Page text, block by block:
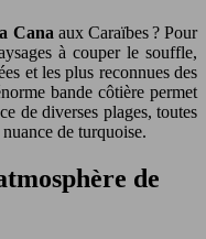
Cana aux Caraïbes ? Pour
à couper le souffle,
et les plus reconnues des
bande côtière permet
de diverses plages, toutes
de turquoise.
de